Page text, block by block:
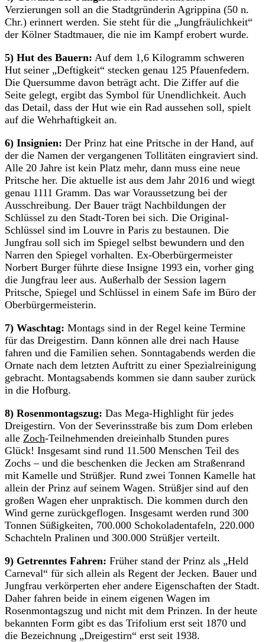
Verzierungen soll an die Stadtgründerin Agrippina (50 n.
Chr.) erinnert werden. Sie steht für die „Jungfräulichkeit“
der Kölner Stadtmauer, die nie im Kampf erobert wurde.
5) Hut des Bauern: Auf dem 1,6 Kilogramm schweren
Hut seiner „Deftigkeit“ stecken genau 125 Pfauenfedern.
Die Quersumme davon beträgt acht. Die Ziffer auf die
Seite gelegt, ergibt das Symbol für Unendlichkeit. Auch
das Detail, dass der Hut wie ein Rad aussehen soll, spielt
auf die Wehrhaftigkeit an.
6) Insignien: Der Prinz hat eine Pritsche in der Hand, auf
der die Namen der vergangenen Tollitäten eingraviert sind.
Alle 20 Jahre ist kein Platz mehr, dann muss eine neue
Pritsche her. Die aktuelle ist aus dem Jahr 2016 und wiegt
genau 1111 Gramm. Das war Voraussetzung bei der
Ausschreibung. Der Bauer trägt Nachbildungen der
Schlüssel zu den Stadt-Toren bei sich. Die Original-
Schlüssel sind im Louvre in Paris zu bestaunen. Die
Jungfrau soll sich im Spiegel selbst bewundern und den
Narren den Spiegel vorhalten. Ex-Oberbürgermeister
Norbert Burger führte diese Insigne 1993 ein, vorher ging
die Jungfrau leer aus. Außerhalb der Session lagern
Pritsche, Spiegel und Schlüssel in einem Safe im Büro der
Oberbürgermeisterin.
7) Waschtag: Montags sind in der Regel keine Termine
für das Dreigestirn. Dann können alle drei nach Hause
fahren und die Familien sehen. Sonntagabends werden die
Ornate nach dem letzten Auftritt zu einer Spezialreinigung
gebracht. Montagsabends kommen sie dann sauber zurück
in die Hofburg.
8) Rosenmontagszug: Das Mega-Highlight für jedes
Dreigestirn. Von der Severinsstraße bis zum Dom erleben
alle Zoch-Teilnehmenden dreieinhalb Stunden pures
Glück! Insgesamt sind rund 11.500 Menschen Teil des
Zochs – und die beschenken die Jecken am Straßenrand
mit Kamelle und Strüßjer. Rund zwei Tonnen Kamelle hat
allein der Prinz auf seinem Wagen. Strüßjer sind auf den
großen Wagen eher unpraktisch. Die kommen durch den
Wind gerne zurückgeflogen. Insgesamt werden rund 300
Tonnen Süßigkeiten, 700.000 Schokoladentafeln, 220.000
Schachteln Pralinen und 300.000 Strüßjer verteilt.
9) Getrenntes Fahren: Früher stand der Prinz als „Held
Carneval“ für sich allein als Regent der Jecken. Bauer und
Jungfrau verkörperten eher andere Eigenschaften der Stadt.
Daher fahren beide in einem eigenen Wagen im
Rosenmontagszug und nicht mit dem Prinzen. In der heute
bekannten Form gibt es das Trifolium erst seit 1870 und
die Bezeichnung „Dreigestirn“ erst seit 1938.